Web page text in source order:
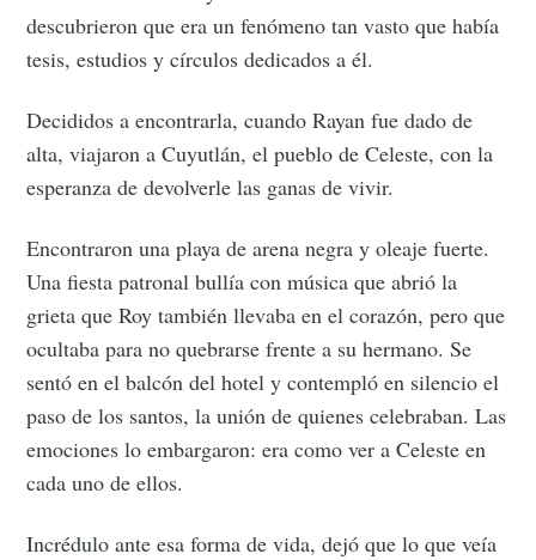
descubrieron que era un fenómeno tan vasto que había
tesis, estudios y círculos dedicados a él.
Decididos a encontrarla, cuando Rayan fue dado de
alta, viajaron a Cuyutlán, el pueblo de Celeste, con la
esperanza de devolverle las ganas de vivir.
Encontraron una playa de arena negra y oleaje fuerte.
Una fiesta patronal bullía con música que abrió la
grieta que Roy también llevaba en el corazón, pero que
ocultaba para no quebrarse frente a su hermano. Se
sentó en el balcón del hotel y contempló en silencio el
paso de los santos, la unión de quienes celebraban. Las
emociones lo embargaron: era como ver a Celeste en
cada uno de ellos.
Incrédulo ante esa forma de vida, dejó que lo que veía